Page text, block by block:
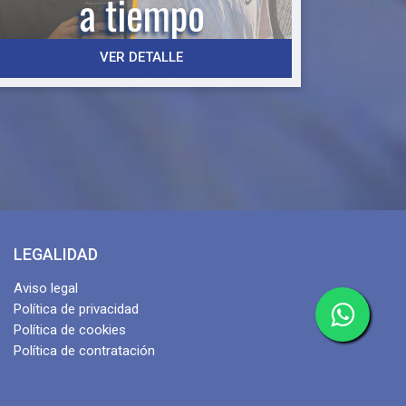
forms.gle/zqjcCQUTTYqPp6D76
VER DETALLE
LEGALIDAD
Aviso legal
Política de privacidad
Política de cookies
Política de contratación